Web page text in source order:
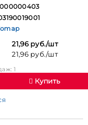
21,96 руб./шт
21,96 руб./шт
1
Купить